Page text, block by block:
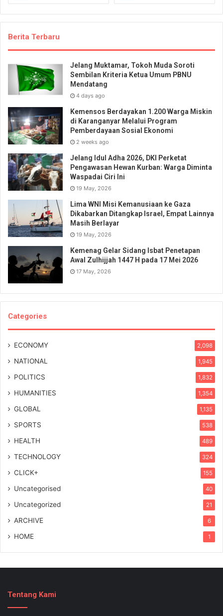
Berita Terbaru
Jelang Muktamar, Tokoh Muda Soroti
Sembilan Kriteria Ketua Umum PBNU
Mendatang
4 days ago
Kemensos Berdayakan 1.200 Warga Miskin
di Karanganyar Melalui Program
Pemberdayaan Sosial Ekonomi
2 weeks ago
Jelang Idul Adha 2026, DKI Perketat
Pengawasan Hewan Kurban: Warga Diminta
Waspadai Ciri Ini
19 May, 2026
Lima WNI Misi Kemanusiaan ke Gaza
Dikabarkan Ditangkap Israel, Empat Lainnya
Masih Berlayar
19 May, 2026
Kemenag Gelar Sidang Isbat Penetapan
Awal Zulhijjah 1447 H pada 17 Mei 2026
17 May, 2026
Categories
ECONOMY 2,098
NATIONAL 1,945
POLITICS 1,832
HUMANITIES 1,354
GLOBAL 1,135
SPORTS 538
HEALTH 489
TECHNOLOGY 324
CLICK+ 155
Uncategorised 40
Uncategorized 21
ARCHIVE 6
HOME 1
Tentang Kami